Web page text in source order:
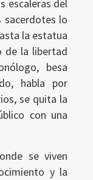
escaleras del
sacerdotes lo
la estatua
de la libertad
besa
habla por
se quita la
con una
se viven
y la